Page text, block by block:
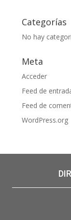
Categorías
No hay
Meta
Acceder
Feed de
Feed de
WordPress.org